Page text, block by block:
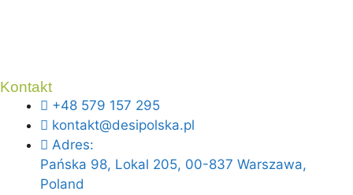
Kontakt
+48 579 157 295
kontakt@desipolska.pl
Adres:
Pańska 98, Lokal 205, 00-837 Warszawa,
Poland